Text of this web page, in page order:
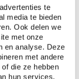
te
media te bieden
Ook delen we
met onze
en analyse. Deze
met andere
die ze hebben
hun services.
graag